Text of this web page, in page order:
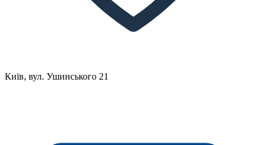
Київ, вул. Ушинського 21